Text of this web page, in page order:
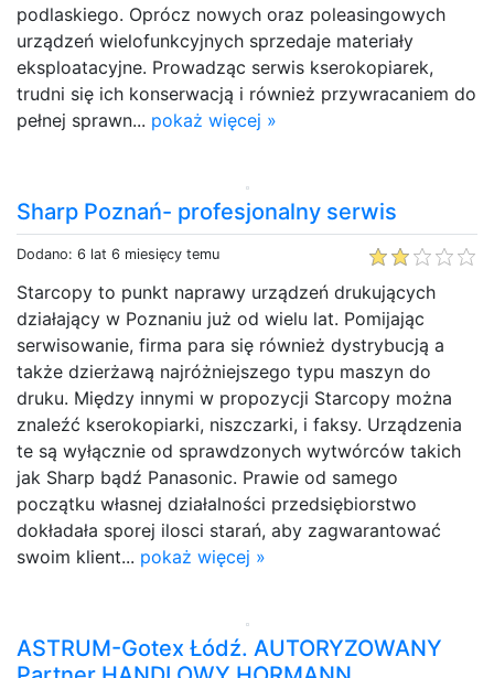
podlaskiego. Oprócz nowych oraz poleasingowych
urządzeń wielofunkcyjnych sprzedaje materiały
eksploatacyjne. Prowadząc serwis kserokopiarek,
trudni się ich konserwacją i również przywracaniem do
pełnej sprawn... pokaż więcej »
Sharp Poznań- profesjonalny serwis
Dodano: 6 lat 6 miesięcy temu
Starcopy to punkt naprawy urządzeń drukujących
działający w Poznaniu już od wielu lat. Pomijając
serwisowanie, firma para się również dystrybucją a
także dzierżawą najróżniejszego typu maszyn do
druku. Między innymi w propozycji Starcopy można
znaleźć kserokopiarki, niszczarki, i faksy. Urządzenia
te są wyłącznie od sprawdzonych wytwórców takich
jak Sharp bądź Panasonic. Prawie od samego
początku własnej działalności przedsiębiorstwo
dokładała sporej ilosci starań, aby zagwarantować
swoim klient... pokaż więcej »
ASTRUM-Gotex Łódź. AUTORYZOWANY